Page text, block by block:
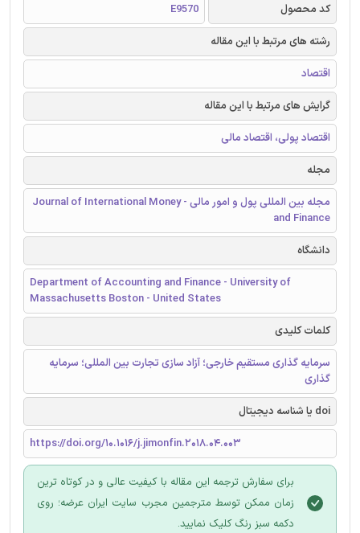
کد محصول
E9570
رشته های مرتبط با این مقاله
اقتصاد
گرایش های مرتبط با این مقاله
اقتصاد پولی، اقتصاد مالی
مجله
مجله بین المللی پول و امور مالی - Journal of International Money
and Finance
دانشگاه
Department of Accounting and Finance - University of
Massachusetts Boston - United States
کلمات کلیدی
سرمایه گذاری مستقیم خارجی؛ آزاد سازی تجارت بین المللی؛ سرمایه
گذاری
doi یا شناسه دیجیتال
https://doi.org/10.1016/j.jimonfin.2018.04.003
برای سفارش ترجمه این مقاله با کیفیت عالی و در کوتاه ترین
زمان ممکن توسط مترجمین مجرب سایت ایران عرضه؛ روی
دکمه سبز رنگ کلیک نمایید.